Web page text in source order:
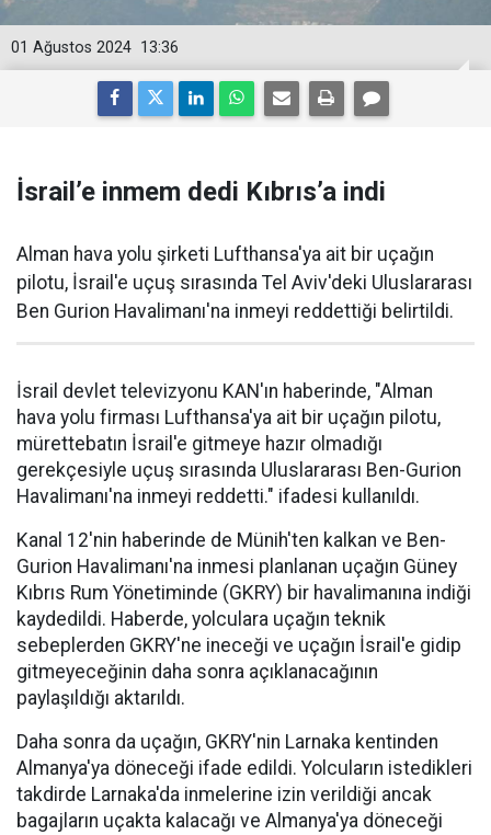
13:36
01 Ağustos 2024
İsrail’e inmem dedi Kıbrıs’a indi
Alman hava yolu şirketi Lufthansa'ya ait bir uçağın
pilotu, İsrail'e uçuş sırasında Tel Aviv'deki Uluslararası
Ben Gurion Havalimanı'na inmeyi reddettiği belirtildi.
İsrail devlet televizyonu KAN'ın haberinde, "Alman
hava yolu firması Lufthansa'ya ait bir uçağın pilotu,
mürettebatın İsrail'e gitmeye hazır olmadığı
gerekçesiyle uçuş sırasında Uluslararası Ben-Gurion
Havalimanı'na inmeyi reddetti." ifadesi kullanıldı.
Kanal 12'nin haberinde de Münih'ten kalkan ve Ben-
Gurion Havalimanı'na inmesi planlanan uçağın Güney
Kıbrıs Rum Yönetiminde (GKRY) bir havalimanına indiği
kaydedildi. Haberde, yolculara uçağın teknik
sebeplerden GKRY'ne ineceği ve uçağın İsrail'e gidip
gitmeyeceğinin daha sonra açıklanacağının
paylaşıldığı aktarıldı.
Daha sonra da uçağın, GKRY'nin Larnaka kentinden
Almanya'ya döneceği ifade edildi. Yolcuların istedikleri
takdirde Larnaka'da inmelerine izin verildiği ancak
bagajların uçakta kalacağı ve Almanya'ya döneceği